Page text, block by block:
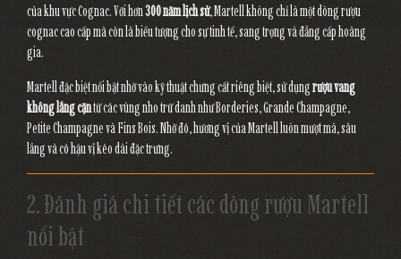
của khu vực Cognac. Với hơn300 năm lịch sử, Martell không chỉ là một dòng rượu
cognac cao cấp mà còn là biểu tượng cho sự tinh tế, sang trọng và đẳng cấp hoàng
gia.
Martell đặc biệt nổi bật nhờ vào kỹ thuật chưng cất riêng biệt, sử dụngrượu vang
không lắng cặntừ các vùng nho trứ danh như Borderies, Grande Champagne,
Petite Champagne và Fins Bois. Nhờ đó, hương vị của Martell luôn mượt mà, sâu
lắng và có hậu vị kéo dài đặc trưng.
2. Đánh giá chi tiết các dòng rượu Martell
nổi bật